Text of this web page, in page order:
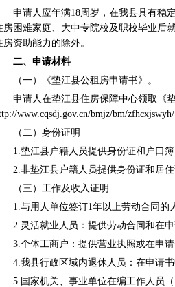
申请人应年满18周岁，在我县具有稳
房困难家庭、大中专院校及职校毕业后
房资助能力的除外。
二、申请材料
（一）《垫江县公租房申请书》。
申请人在垫江县住房保障中心领取《
www.cqsdj.gov.cn/bmjz/bm/zfhcxjswyh/
（二）身份证明
1.垫江县户籍人员提供身份证和户口簿
2.非垫江县户籍人员提供身份证和居住
（三）工作及收入证明
1.与用人单位签订1年以上劳动合同的
2.灵活就业人员：提供劳动合同和在
3.个体工商户：提供营业执照或在申
4.我县行政区域内退休人员：在申请
5.国家机关、事业单位在编工作人员